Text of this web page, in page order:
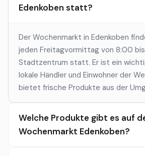
Edenkoben statt?
Der Wochenmarkt in Edenkoben
jeden Freitagvormittag von 8:00 bis
Stadtzentrum statt. Er ist ein
lokale Händler und Einwohner der
bietet frische Produkte aus der
Welche Produkte gibt es auf
Wochenmarkt Edenkoben?